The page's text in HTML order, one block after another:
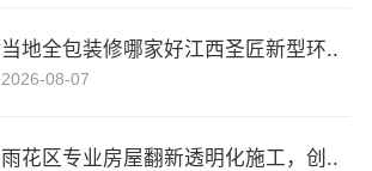
当地全包装修哪家好江西圣匠新型环..
2026-08-07
雨花区专业房屋翻新透明化施工，创..